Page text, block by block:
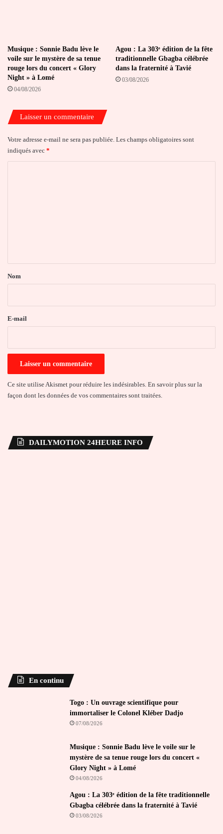
Musique : Sonnie Badu lève le
voile sur le mystère de sa tenue
rouge lors du concert « Glory
Night » à Lomé
04/08/2026
Agou : La 303ᵉ édition de la fête
traditionnelle Gbagba célébrée
dans la fraternité à Tavié
03/08/2026
Laisser un commentaire
Votre adresse e-mail ne sera pas publiée. Les champs obligatoires sont
indiqués avec *
a
e
Nom
E-mail
Ce site utilise Akismet pour réduire les indésirables. En savoir plus sur la
façon dont les données de vos commentaires sont traitées.
DAILYMOTION 24HEURE INFO
En continu
Togo : Un ouvrage scientifique pour
immortaliser le Colonel Kléber Dadjo
07/08/2026
Musique : Sonnie Badu lève le voile sur le
mystère de sa tenue rouge lors du concert «
Glory Night » à Lomé
04/08/2026
Agou : La 303ᵉ édition de la fête traditionnelle
Gbagba célébrée dans la fraternité à Tavié
03/08/2026